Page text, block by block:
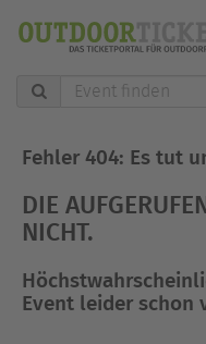
Event
finden
Fehler 404: Es tut
DIE
NICHT.
Event leider schon